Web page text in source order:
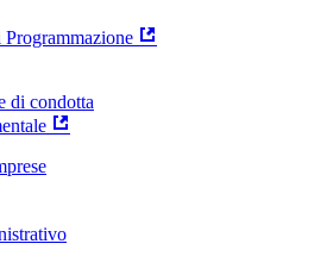
di condotta